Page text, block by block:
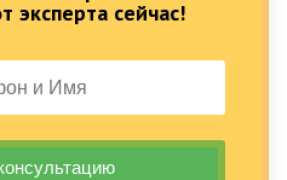
эксперта сейчас!